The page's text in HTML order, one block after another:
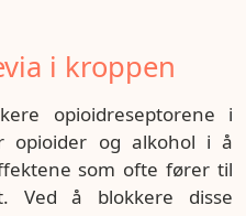
i kroppen
opioidreseptorene i
opioider og alkohol i å
som ofte fører til
Ved å blokkere disse